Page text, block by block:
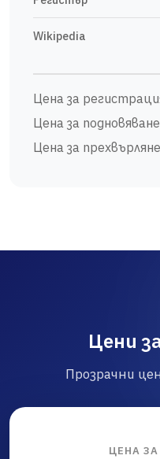
Wikipedia
Цена за
Цена за подновяване
Цена за прехвърляне
Цени
Прозрачни
ЦЕНА